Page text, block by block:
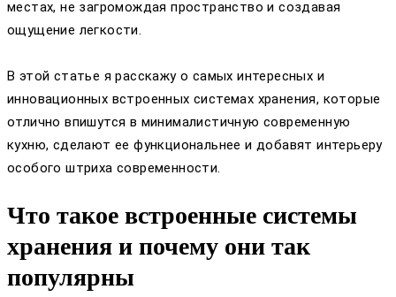
местах, не загромождая пространство и создавая
ощущение легкости.
В этой статье я расскажу о самых интересных и
инновационных встроенных системах хранения, которые
отлично впишутся в минималистичную современную
кухню, сделают ее функциональнее и добавят интерьеру
особого штриха современности.
Что такое встроенные системы
хранения и почему они так
популярны